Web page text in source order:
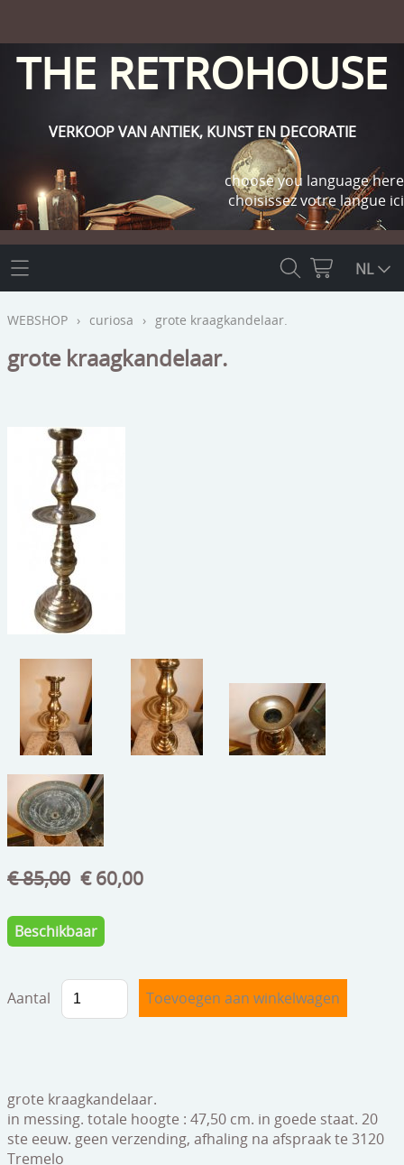
THE RETROHOUSE
VERKOOP VAN ANTIEK, KUNST EN DECORATIE
choose you language here
choisissez votre langue ici
THE RETROHOUSE
WEBSHOP
OUTLET
beelden
meubels
reclamevoorwerpen/merken
curiosa
schilderijen
porselein/aardewerk
medailles/munten/bankbiljetten
ets/tekening/litho/gravure
glaswerk
lamp/luchter
speelgoed
klokken
spiegels
boeken
INFO
CONTACT
NL
WEBSHOP › curiosa › grote kraagkandelaar.
grote kraagkandelaar.
€ 85,00 € 60,00
Beschikbaar
Aantal
grote kraagkandelaar.
in messing. totale hoogte : 47,50 cm. in goede staat. 20
ste eeuw. geen verzending, afhaling na afspraak te 3120
Tremelo